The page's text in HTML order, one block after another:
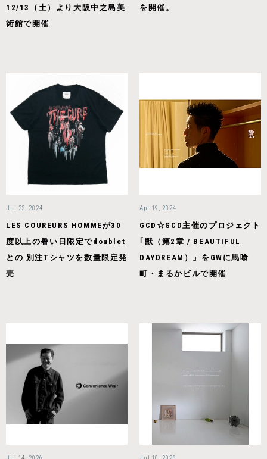
12/13（土）より大阪中之島美
術館で開催
を開催。
Jul 22, 2024
LES COUREURS HOMMEが30
度以上の暑い日限定でdoublet
との 別注Tシャツを数量限定発
売
Apr 19, 2024
GCD☆GCD主催のプロジェクト
｢獸（第2章 / BEAUTIFUL
DAYDREAM）」をGWに馬喰
町・まるかビルで開催